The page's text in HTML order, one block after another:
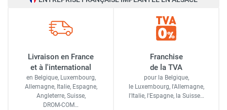
Livraison en France
et à l'international
en Belgique, Luxembourg,
Allemagne, Italie, Espagne,
Angleterre, Suisse,
DROM-COM…
Franchise
de la TVA
pour la Belgique,
le Luxembourg, l'Allemagne,
l'Italie, l'Espagne, la Suisse…